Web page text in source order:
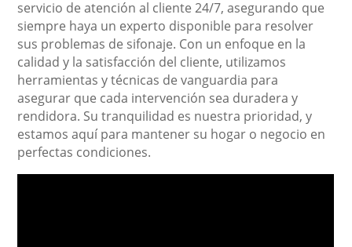
servicio de atención al cliente 24/7, asegurando que
siempre haya un experto disponible para resolver
sus problemas de sifonaje. Con un enfoque en la
calidad y la satisfacción del cliente, utilizamos
herramientas y técnicas de vanguardia para
asegurar que cada intervención sea duradera y
rendidora. Su tranquilidad es nuestra prioridad, y
estamos aquí para mantener su hogar o negocio en
perfectas condiciones.